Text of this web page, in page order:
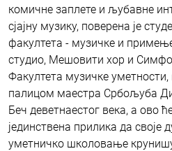
комичне заплете и љубавне
сјајну музику, поверена је
факултета - музичке и
студио, Мешовити хор и
Факултета музичке
палицом маестра Србољуба
Беч деветнаестог века, а ово
јединствена прилика да своје
уметничко школовање